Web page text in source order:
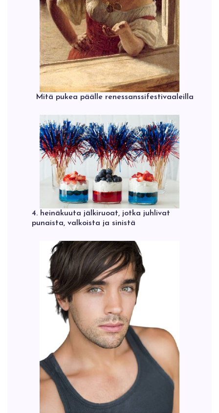
Mitä pukea päälle renessanssifestivaaleilla
4. heinäkuuta jälkiruoat, jotka juhlivat
punaista, valkoista ja sinistä